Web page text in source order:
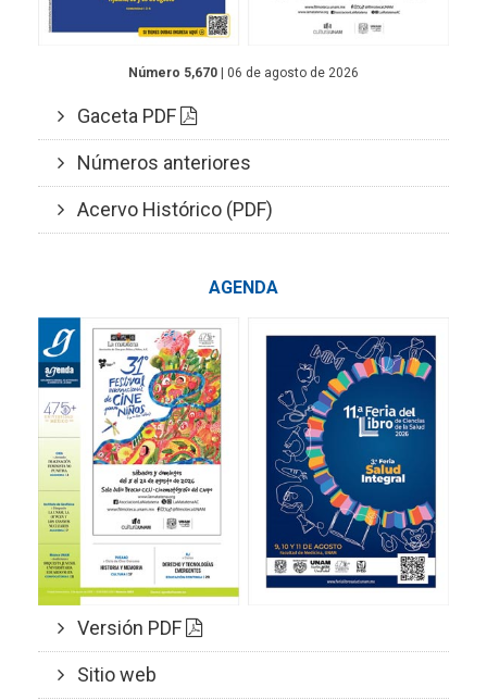
Número 5,670 | 06 de agosto de 2026
Gaceta PDF
Números anteriores
Acervo Histórico (PDF)
AGENDA
Versión PDF
Sitio web